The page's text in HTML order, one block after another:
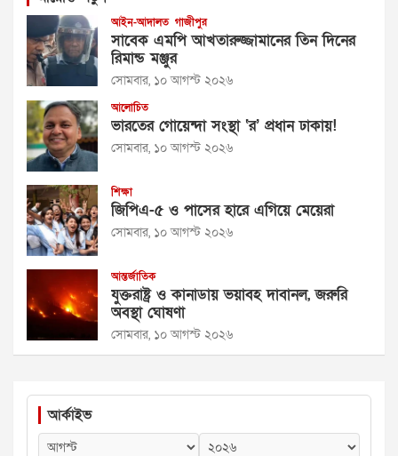
আইন-আদালত গাজীপুর
সাবেক এমপি আখতারুজ্জামানের তিন দিনের
রিমান্ড মঞ্জুর
সোমবার, ১০ আগস্ট ২০২৬
আলোচিত
ভারতের গোয়েন্দা সংস্থা ‘র’ প্রধান ঢাকায়!
সোমবার, ১০ আগস্ট ২০২৬
শিক্ষা
জিপিএ-৫ ও পাসের হারে এগিয়ে মেয়েরা
সোমবার, ১০ আগস্ট ২০২৬
আন্তর্জাতিক
যুক্তরাষ্ট্র ও কানাডায় ভয়াবহ দাবানল, জরুরি
অবস্থা ঘোষণা
সোমবার, ১০ আগস্ট ২০২৬
আর্কাইভ